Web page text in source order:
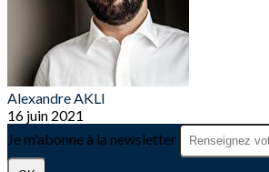
Alexandre AKLI
16 juin 2021
Je m'abonne à la newsletter